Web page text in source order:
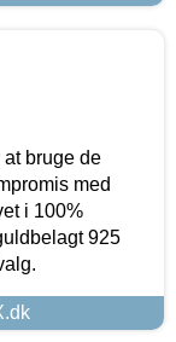
bruge de
med
i 100%
925